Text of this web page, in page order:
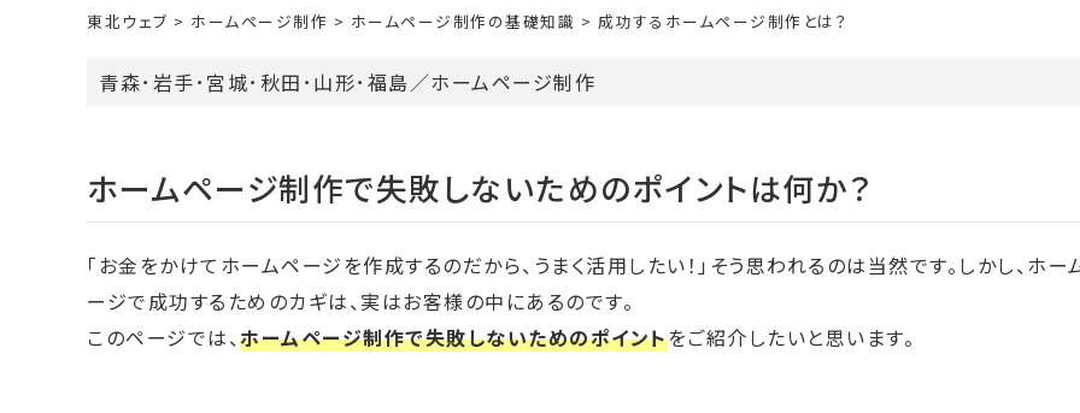
東北ウェブ > ホームページ制作 > ホームページ制作の基礎知識 > 成功するホームページ制作とは？
青森･ 岩手･宮城･ 秋田 ･ 山形･福島／ホームページ制作
ホームページ制作で失敗しないためのポイントは何か？
「お金をかけてホームページを作成するのだから、うまく活用したい！」そう思われるのは当然です。しかし、ホー
ージで成功するためのカギは、実はお客様の中にあるのです。
このページでは、ホームページ制作で失敗しないためのポイントをご紹介したいと思います。